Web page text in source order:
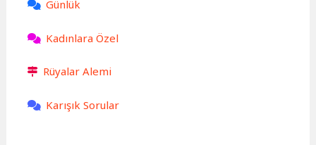
Günlük
Kadınlara Özel
Rüyalar Alemi
Karışık Sorular